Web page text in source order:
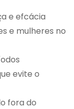
e efcácia
e mulheres no
evite o
fora do